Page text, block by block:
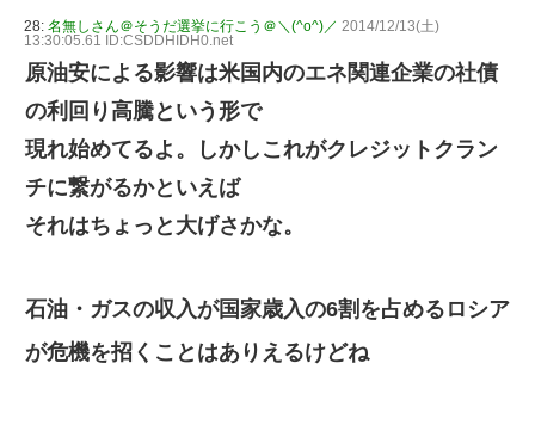
28: 名無しさん＠そうだ選挙に行こう＠＼(^o^)／ 2014/12/13(土)
13:30:05.61 ID:CSDDHIDH0.net
原油安による影響は米国内のエネ関連企業の社債
の利回り高騰という形で
現れ始めてるよ。しかしこれがクレジットクラン
チに繋がるかといえば
それはちょっと大げさかな。
石油・ガスの収入が国家歳入の6割を占めるロシア
が危機を招くことはありえるけどね